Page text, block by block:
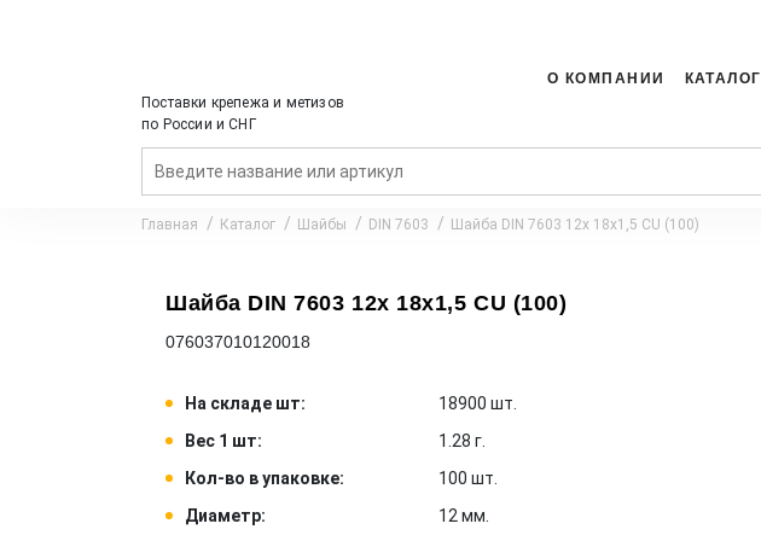
Поставки крепежа и метизов
по России и СНГ
О КОМПАНИИ КАТАЛОГ
Главная Каталог Шайбы DIN 7603 Шайба DIN 7603 12x 18x1,5 CU (100)
Шайба DIN 7603 12x 18x1,5 CU (100)
076037010120018
На складе шт:
18900 шт.
Вес 1 шт:
1.28 г.
Кол-во в упаковке:
100 шт.
Диаметр:
12 мм.